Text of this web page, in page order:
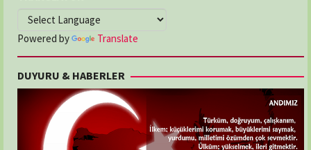
Powered by Translate
DUYURU & HABERLER